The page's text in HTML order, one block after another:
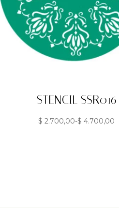
STENCIL SSR016
$ 2.700,00-$ 4.700,00